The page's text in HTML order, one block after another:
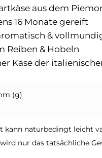
aus dem
16 Monate gereift
&
Reiben & Hobeln
Käse der
(g)
kann naturbedingt leicht
nur das tatsächliche